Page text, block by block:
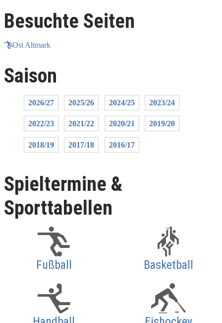
Besuchte Seiten
Ost Altmark
Saison
2026/27 2025/26 2024/25 2023/24
2022/23 2021/22 2020/21 2019/20
2018/19 2017/18 2016/17
Spieltermine &
Sporttabellen
Fußball Basketball